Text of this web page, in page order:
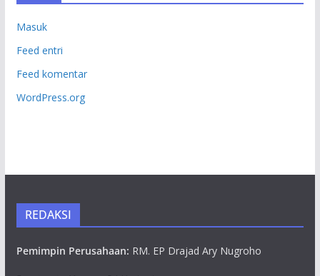
Masuk
Feed entri
Feed komentar
WordPress.org
REDAKSI
Pemimpin Perusahaan: RM. EP Drajad Ary Nugroho